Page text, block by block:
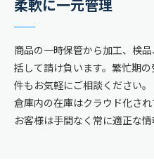
柔軟に一元管理
商品の一時保管から加工、検
括して請け負います。繁忙期
件もお気軽にご相談ください。
倉庫内の在庫はクラウド化され
お客様は手間なく常に適正な情